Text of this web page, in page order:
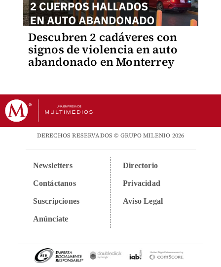
Descubren 2 cadáveres con
signos de violencia en auto
abandonado en Monterrey
DERECHOS RESERVADOS © GRUPO MILENIO 2026
Newsletters
Contáctanos
Suscripciones
Anúnciate
Directorio
Privacidad
Aviso Legal